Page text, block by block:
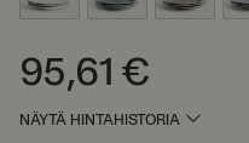
Hinta :95,61 €
95,61 €
NÄYTÄ HINTAHISTORIA